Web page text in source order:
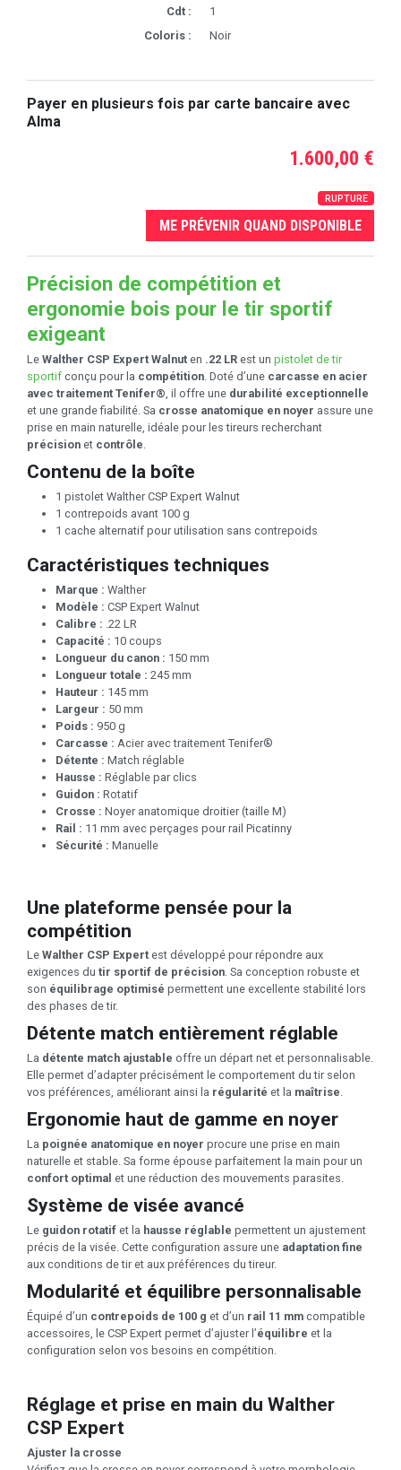
Cdt :
1
Coloris :
Noir
Payer en plusieurs fois par carte bancaire avec
Alma
1.600,00 €
RUPTURE
ME PRÉVENIR QUAND DISPONIBLE
Précision de compétition et
ergonomie bois pour le tir sportif
exigeant
Le Walther CSP Expert Walnut en .22 LR est un pistolet de tir
sportif conçu pour la compétition. Doté d’une carcasse en acier
avec traitement Tenifer®, il offre une durabilité exceptionnelle
et une grande fiabilité. Sa crosse anatomique en noyer assure une
prise en main naturelle, idéale pour les tireurs recherchant
précision et contrôle.
Contenu de la boîte
1 pistolet Walther CSP Expert Walnut
1 contrepoids avant 100 g
1 cache alternatif pour utilisation sans contrepoids
Caractéristiques techniques
Marque : Walther
Modèle : CSP Expert Walnut
Calibre : .22 LR
Capacité : 10 coups
Longueur du canon : 150 mm
Longueur totale : 245 mm
Hauteur : 145 mm
Largeur : 50 mm
Poids : 950 g
Carcasse : Acier avec traitement Tenifer®
Détente : Match réglable
Hausse : Réglable par clics
Guidon : Rotatif
Crosse : Noyer anatomique droitier (taille M)
Rail : 11 mm avec perçages pour rail Picatinny
Sécurité : Manuelle
Une plateforme pensée pour la
compétition
Le Walther CSP Expert est développé pour répondre aux
exigences du tir sportif de précision. Sa conception robuste et
son équilibrage optimisé permettent une excellente stabilité lors
des phases de tir.
Détente match entièrement réglable
La détente match ajustable offre un départ net et personnalisable.
Elle permet d’adapter précisément le comportement du tir selon
vos préférences, améliorant ainsi la régularité et la maîtrise.
Ergonomie haut de gamme en noyer
La poignée anatomique en noyer procure une prise en main
naturelle et stable. Sa forme épouse parfaitement la main pour un
confort optimal et une réduction des mouvements parasites.
Système de visée avancé
Le guidon rotatif et la hausse réglable permettent un ajustement
précis de la visée. Cette configuration assure une adaptation fine
aux conditions de tir et aux préférences du tireur.
Modularité et équilibre personnalisable
Équipé d’un contrepoids de 100 g et d’un rail 11 mm compatible
accessoires, le CSP Expert permet d’ajuster l’équilibre et la
configuration selon vos besoins en compétition.
Réglage et prise en main du Walther
CSP Expert
Ajuster la crosse